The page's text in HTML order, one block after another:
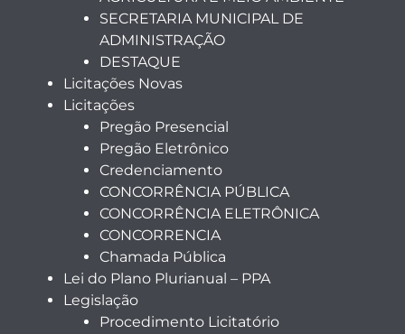
SECRETARIA MUNICIPAL DE
ADMINISTRAÇÃO
DESTAQUE
Licitações Novas
Licitações
Pregão Presencial
Pregão Eletrônico
Credenciamento
CONCORRÊNCIA PÚBLICA
CONCORRÊNCIA ELETRÔNICA
CONCORRENCIA
Chamada Pública
Lei do Plano Plurianual – PPA
Legislação
Procedimento Licitatório